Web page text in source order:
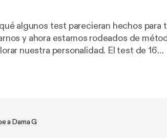
algunos test parecieran hechos para
de métodos
nuestra personalidad. El test de 16
a Dama G